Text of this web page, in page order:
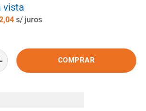
vista
,04 s/ juros
COMPRAR